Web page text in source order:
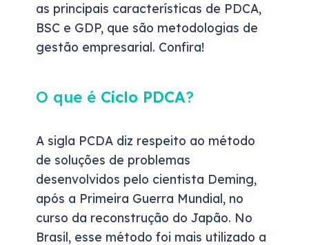
as principais características de PDCA,
BSC e GDP, que são metodologias de
gestão empresarial. Confira!
O que é Ciclo PDCA?
A sigla PCDA diz respeito ao método
de soluções de problemas
desenvolvidos pelo cientista Deming,
após a Primeira Guerra Mundial, no
curso da reconstrução do Japão. No
Brasil, esse método foi mais utilizado a